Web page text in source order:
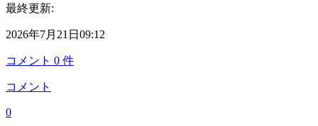
最終更新:
2026年7月21日09:12
コメント 0 件
コメント
0